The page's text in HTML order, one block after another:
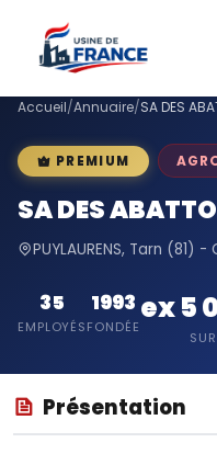
Accueil/Annuaire/SA DES
PREMIUM
SA DES
PUYLAURENS, Tarn (81)
35
EMPLOYÉS
1993
FONDÉE
ex 5
Présentation